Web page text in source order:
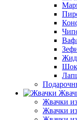
Жвачки
Жвачки